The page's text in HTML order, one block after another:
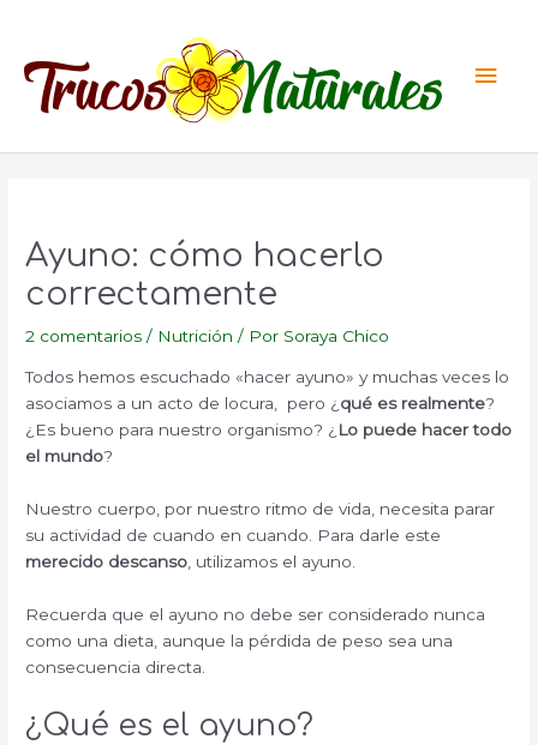
contenido
Ayuno: cómo hacerlo
correctamente
2 comentarios / Nutrición / Por Soraya Chico
Todos hemos escuchado «hacer ayuno» y muchas veces lo
asociamos a un acto de locura, pero ¿ qué es realmente?
¿Es bueno para nuestro organismo? ¿ Lo puede hacer todo
el mundo?
Nuestro cuerpo, por nuestro ritmo de vida, necesita parar
su actividad de cuando en cuando. Para darle este
merecido descanso, utilizamos el ayuno.
Recuerda que el ayuno no debe ser considerado nunca
como una dieta, aunque la pérdida de peso sea una
consecuencia directa.
¿Qué es el ayuno?